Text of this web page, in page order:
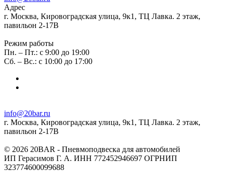
Адрес
г. Москва, Кировоградская улица, 9к1, ТЦ Лавка. 2 этаж,
павильон 2-17В
Режим работы
Пн. – Пт.: с 9:00 до 19:00
Сб. – Вс.: с 10:00 до 17:00
info@20bar.ru
г. Москва, Кировоградская улица, 9к1, ТЦ Лавка. 2 этаж,
павильон 2-17В
© 2026 20BAR - Пневмоподвеска для автомобилей
ИП Герасимов Г. А. ИНН 772452946697 ОГРНИП
323774600099688